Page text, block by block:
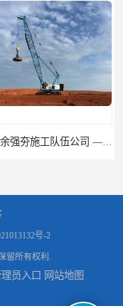
湖南强夯施工公司
号-2
留所有权利.
员入口 网站地图